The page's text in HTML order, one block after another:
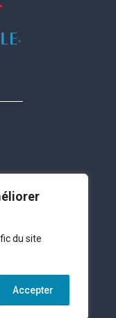
du site
Accepter